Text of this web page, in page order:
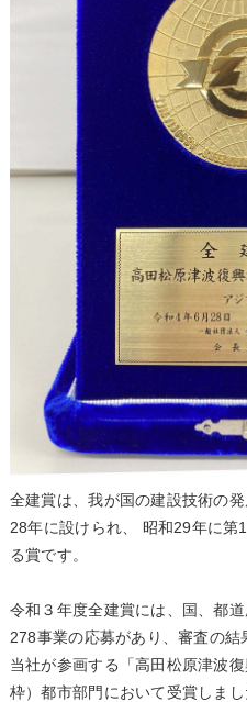
全建賞は、我が国の建設技術の
28年に設けられ、 昭和29年に第
る賞です。
令和３年度全建賞には、国、都
278事業の応募があり、審査の結
当社が参画する「高田松原津波
枠）都市部門において受賞しまし